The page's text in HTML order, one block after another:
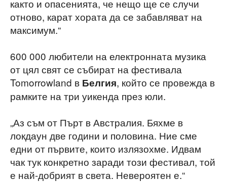
както и опасенията, че нещо ще се случи
отново, карат хората да се забавляват на
максимум.“
600 000 любители на електронната музика
от цял свят се събират на фестивала
Tomorrowland в Белгия, който се провежда в
рамките на три уикенда през юли.
„Аз съм от Пърт в Австралия. Бяхме в
локдаун две години и половина. Ние сме
едни от първите, които излязохме. Идвам
чак тук конкретно заради този фестивал, той
е най-добрият в света. Невероятен е.“